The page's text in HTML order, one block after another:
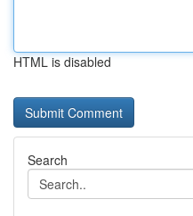
HTML is disabled
Search